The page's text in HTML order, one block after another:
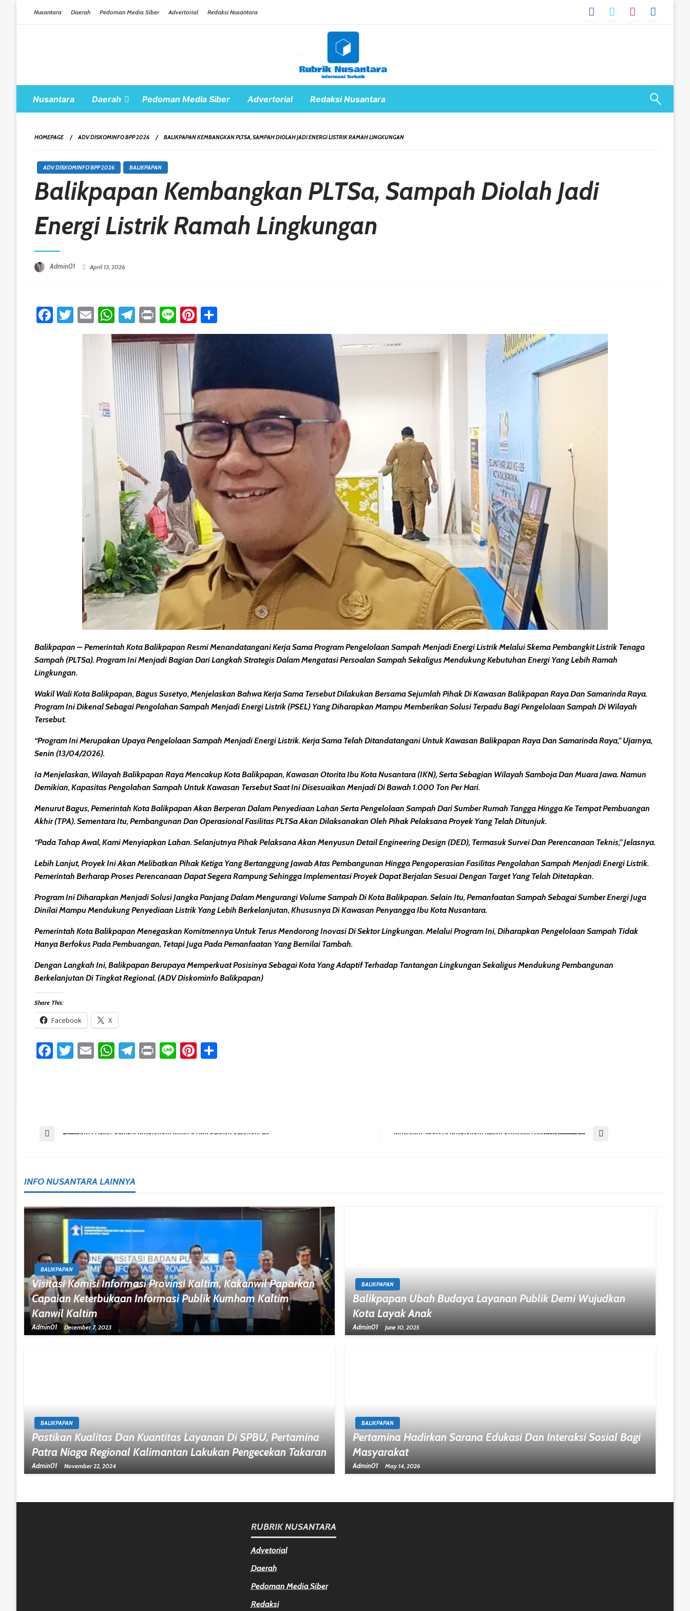
Nusantara Daerah Pedoman Media Siber Advertorial Redaksi Nusantara
Nusantara Daerah Pedoman Media Siber Advertorial Redaksi Nusantara
HOMEPAGE ADV DISKOMINFO BPP 2026 BALIKPAPAN KEMBANGKAN PLTSA, SAMPAH DIOLAH JADI ENERGI LISTRIK RAMAH LINGKUNGAN
ADV DISKOMINFO BPP 2026 BALIKPAPAN
Balikpapan Kembangkan PLTSa, Sampah Diolah Jadi
Energi Listrik Ramah Lingkungan
Admin01 April 13, 2026
Facebook
Twitter
EmailWhatsApp
Telegram
PrintLinePinterest
Balikpapan – Pemerintah Kota Balikpapan Resmi Menandatangani Kerja Sama Program Pengelolaan Sampah Menjadi Energi Listrik Melalui Skema Pembangkit Listrik Tenaga
Sampah (PLTSa). Program Ini Menjadi Bagian Dari Langkah Strategis Dalam Mengatasi Persoalan Sampah Sekaligus Mendukung Kebutuhan Energi Yang Lebih Ramah
Lingkungan.
Wakil Wali Kota Balikpapan, Bagus Susetyo, Menjelaskan Bahwa Kerja Sama Tersebut Dilakukan Bersama Sejumlah Pihak Di Kawasan Balikpapan Raya Dan Samarinda Raya.
Program Ini Dikenal Sebagai Pengolahan Sampah Menjadi Energi Listrik (PSEL) Yang Diharapkan Mampu Memberikan Solusi Terpadu Bagi Pengelolaan Sampah Di Wilayah
Tersebut.
“Program Ini Merupakan Upaya Pengelolaan Sampah Menjadi Energi Listrik. Kerja Sama Telah Ditandatangani Untuk Kawasan Balikpapan Raya Dan Samarinda Raya,” Ujarnya,
Senin (13/04/2026).
Ia Menjelaskan, Wilayah Balikpapan Raya Mencakup Kota Balikpapan, Kawasan Otorita Ibu Kota Nusantara (IKN), Serta Sebagian Wilayah Samboja Dan Muara Jawa. Namun
Demikian, Kapasitas Pengolahan Sampah Untuk Kawasan Tersebut Saat Ini Disesuaikan Menjadi Di Bawah 1.000 Ton Per Hari.
Menurut Bagus, Pemerintah Kota Balikpapan Akan Berperan Dalam Penyediaan Lahan Serta Pengelolaan Sampah Dari Sumber Rumah Tangga Hingga Ke Tempat Pembuangan
Akhir (TPA). Sementara Itu, Pembangunan Dan Operasional Fasilitas PLTSa Akan Dilaksanakan Oleh Pihak Pelaksana Proyek Yang Telah Ditunjuk.
“Pada Tahap Awal, Kami Menyiapkan Lahan. Selanjutnya Pihak Pelaksana Akan Menyusun Detail Engineering Design (DED), Termasuk Survei Dan Perencanaan Teknis,” Jelasnya.
Lebih Lanjut, Proyek Ini Akan Melibatkan Pihak Ketiga Yang Bertanggung Jawab Atas Pembangunan Hingga Pengoperasian Fasilitas Pengolahan Sampah Menjadi Energi Listrik.
Pemerintah Berharap Proses Perencanaan Dapat Segera Rampung Sehingga Implementasi Proyek Dapat Berjalan Sesuai Dengan Target Yang Telah Ditetapkan.
Program Ini Diharapkan Menjadi Solusi Jangka Panjang Dalam Mengurangi Volume Sampah Di Kota Balikpapan. Selain Itu, Pemanfaatan Sampah Sebagai Sumber Energi Juga
Dinilai Mampu Mendukung Penyediaan Listrik Yang Lebih Berkelanjutan, Khususnya Di Kawasan Penyangga Ibu Kota Nusantara.
Pemerintah Kota Balikpapan Menegaskan Komitmennya Untuk Terus Mendorong Inovasi Di Sektor Lingkungan. Melalui Program Ini, Diharapkan Pengelolaan Sampah Tidak
Hanya Berfokus Pada Pembuangan, Tetapi Juga Pada Pemanfaatan Yang Bernilai Tambah.
Dengan Langkah Ini, Balikpapan Berupaya Memperkuat Posisinya Sebagai Kota Yang Adaptif Terhadap Tantangan Lingkungan Sekaligus Mendukung Pembangunan
Berkelanjutan Di Tingkat Regional. (ADV Diskominfo Balikpapan)
Share This:
Facebook X
Facebook
Twitter
EmailWhatsApp
Telegram
PrintLinePinterest
Post
Previous Post Antisipasi El Nino, Pemkot Balikpapan Minta PTMB Perkuat Kesiapan Air Bersih Next Post Mayoritas SPPG Di Balikpapan Belum Kantongi Izin Lingkungan, 18 Unit Dihentikan
INFO NUSANTARA LAINNYA
BALIKPAPAN
Visitasi Komisi Informasi Provinsi Kaltim, Kakanwil Paparkan
Capaian Keterbukaan Informasi Publik Kumham Kaltim
Kanwil Kaltim
Admin01 December 7, 2023
BALIKPAPAN
Balikpapan Ubah Budaya Layanan Publik Demi Wujudkan
Kota Layak Anak
Admin01 June 10, 2025
BALIKPAPAN
Pastikan Kualitas Dan Kuantitas Layanan Di SPBU, Pertamina
Patra Niaga Regional Kalimantan Lakukan Pengecekan Takaran
Admin01 November 22, 2024
BALIKPAPAN
Pertamina Hadirkan Sarana Edukasi Dan Interaksi Sosial Bagi
Masyarakat
Admin01 May 14, 2026
RUBRIK NUSANTARA
Advetorial
Daerah
Pedoman Media Siber
Redaksi